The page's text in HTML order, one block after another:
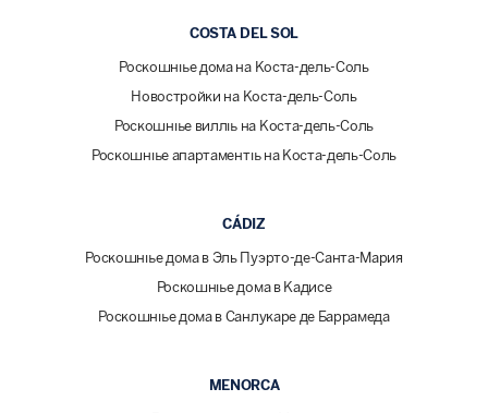
COSTA DEL SOL
Роскошные дома на Коста-дель-Соль
Новостройки на Коста-дель-Соль
Роскошные виллы на Коста-дель-Соль
Роскошные апартаменты на Коста-дель-Соль
CÁDIZ
Роскошные дома в Эль Пуэрто-де-Санта-Мария
Роскошные дома в Кадисе
Роскошные дома в Санлукаре де Баррамеда
MENORCA